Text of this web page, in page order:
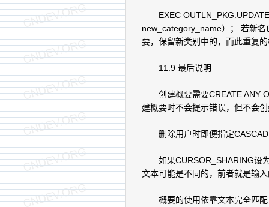
EXEC
new_category_name）； 若新
要，保留新类别中的，而此重复
11.9 最后说明
创建概要需要CREATE ANY
建概要时不会提示错误，但不会
删除用户时即便指定
如果CURSOR_SHARING设为
文本可能是不同的，前者就是输
概要的使用依靠文本完全匹配